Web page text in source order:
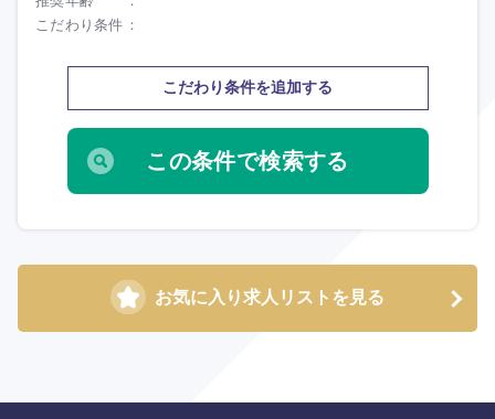
こだわり条件
こだわり条件を追加する
お気に入り求人リストを見る
鹿児島県